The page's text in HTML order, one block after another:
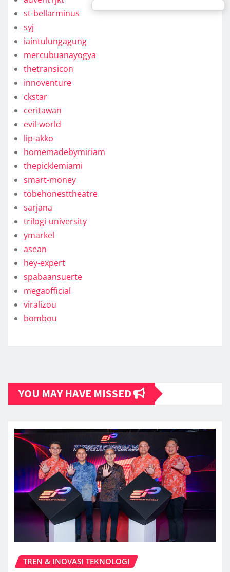
st-bellarminus
syj
iaintulungagung
mercubuanayogya
thetransicon
innoventure
ckstar
ceritawan
evil-world
lip-akko
homemadebymiriam
thepicklemiami
smart-money
tobehonesttheatre
sarjana
trilogi-university
ymarkel
asean
hey-expert
spabaansuerte
megaofficial
viralizou
bombou
YOU MAY HAVE MISSED
TREN & INOVASI TEKNOLOGI